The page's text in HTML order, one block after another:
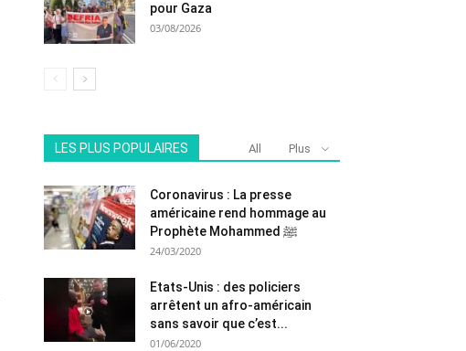
pour Gaza
03/08/2026
LES PLUS POPULAIRES All Plus
Coronavirus : La presse
américaine rend hommage au
Prophète Mohammed ﷺ
24/03/2020
Etats-Unis : des policiers
arrêtent un afro-américain
sans savoir que c’est...
01/06/2020